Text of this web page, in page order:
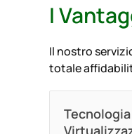
I
Il nostro
totale